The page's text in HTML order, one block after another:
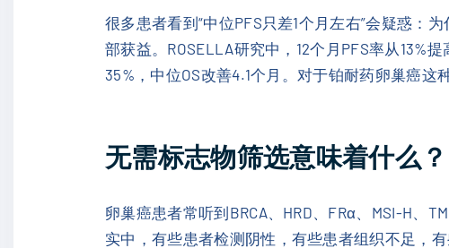
很多患者看到“中位PFS只差1个月左右”会疑惑：
部获益。ROSELLA研究中，12个月PFS率从13%
35%，中位OS改善4.1个月。对于铂耐药卵巢癌
无需标志物筛选意味着什么？
卵巢癌患者常听到BRCA、HRD、FRα、MSI-H、
实中，有些患者检测阴性，有些患者组织不足，